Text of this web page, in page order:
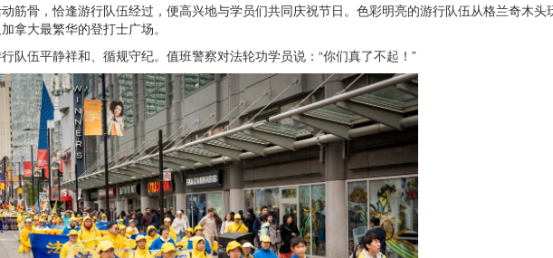
筋骨，恰逢游行队伍经过，便高兴地与学员们共同庆祝节日。色彩明亮的游行队伍从格兰奇木
拿大最繁华的登打士广场。
伍平静祥和、循规守纪。值班警察对法轮功学员说：“你们真了不起！”